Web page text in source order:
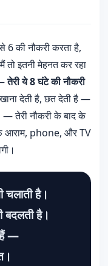
6 की नौकरी करता है,
इतनी मेहनत कर रहा
—तेरी ये 8 घंटे की नौकरी
देती है, छत देती है —
तेरी नौकरी के बाद के
आराम, phone, और TV
है।
है।
हैं —